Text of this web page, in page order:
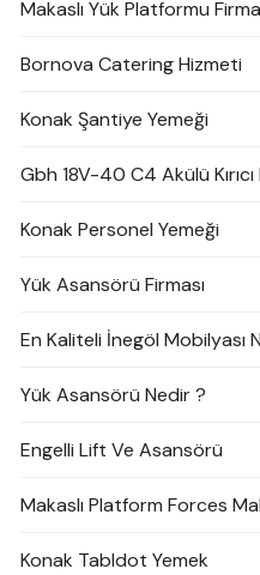
Makaslı Yük Platformu
Bornova Catering Hizmeti
Konak Şantiye Yemeği
Gbh 18V-40 C4 Akülü
Konak Personel Yemeği
Yük Asansörü Firması
En Kaliteli İnegöl Mobilyası
Yük Asansörü Nedir ?
Engelli Lift Ve Asansörü
Makaslı Platform Forces
Konak Tabldot Yemek